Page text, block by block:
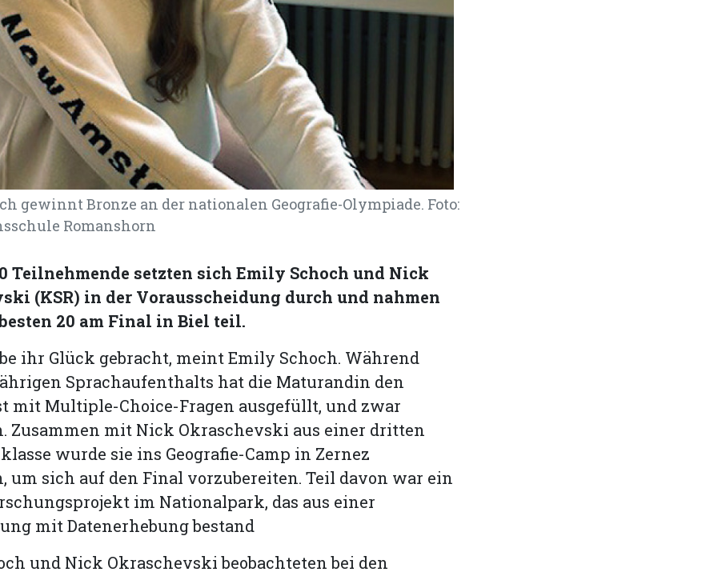
gewinnt Bronze an der nationalen Geografie-Olympiade. Foto:
Romanshorn
Teilnehmende setzten sich Emily Schoch und Nick
(KSR) in der Vorausscheidung durch und nahmen
20 am Final in Biel teil.
ihr Glück gebracht, meint Emily Schoch. Während
Sprachaufenthalts hat die Maturandin den
mit Multiple-Choice-Fragen ausgefüllt, und zwar
Zusammen mit Nick Okraschevski aus einer dritten
wurde sie ins Geografie-Camp in Zernez
um sich auf den Final vorzubereiten. Teil davon war ein
im Nationalpark, das aus einer
mit Datenerhebung bestand
und Nick Okraschevski beobachteten bei den